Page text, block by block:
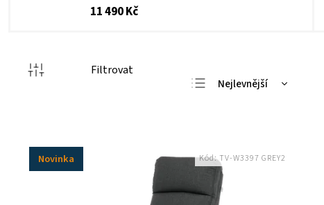
11 490 Kč
Nejlevnější
Novinka Kód:TV-W3397 GREY2